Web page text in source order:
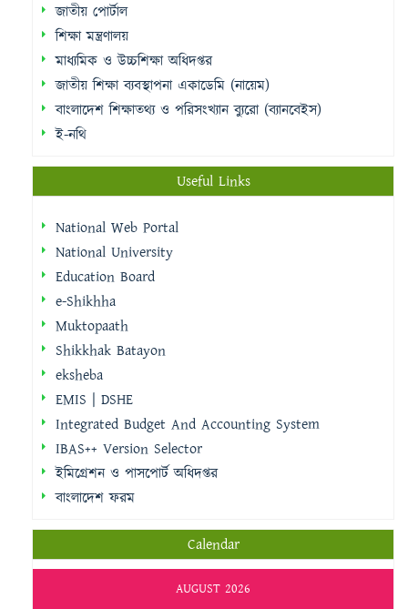
জাতীয় পোর্টাল
শিক্ষা মন্ত্রণালয়
মাধ্যমিক ও উচ্চশিক্ষা অধিদপ্তর
জাতীয় শিক্ষা ব্যবস্থাপনা একাডেমি (নায়েম)
বাংলাদেশ শিক্ষাতথ্য ও পরিসংখ্যান ব্যুরো (ব্যানবেইস)
ই-নথি
Useful Links
National Web Portal
National University
Education Board
e-Shikhha
Muktopaath
Shikkhak Batayon
eksheba
EMIS | DSHE
Integrated Budget And Accounting System
IBAS++ Version Selector
ইমিগ্রেশন ও পাসপোর্ট অধিদপ্তর
বাংলাদেশ ফরম
Calendar
AUGUST 2026